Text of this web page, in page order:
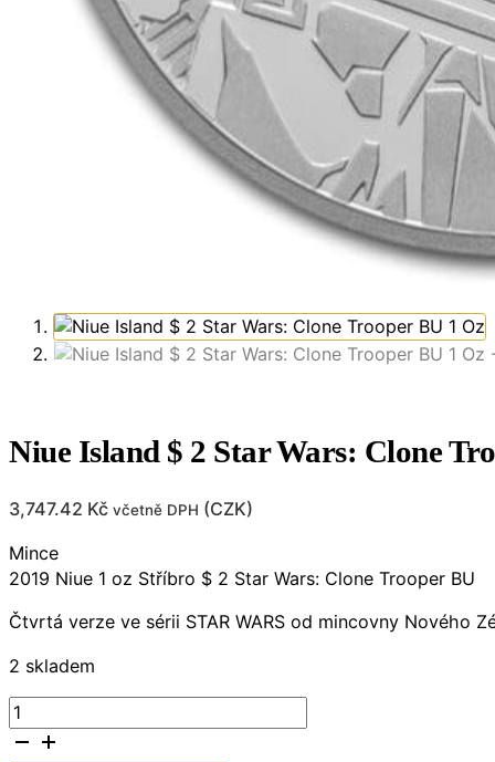
Niue Island $ 2 Star Wars: Clone
3,747.42 Kč včetně DPH (CZK)
Mince
2019 Niue 1 oz Stříbro $ 2 Star Wars: Clone Trooper BU
Čtvrtá verze ve sérii STAR WARS od mincovny Nového
2 skladem
Niue
Island